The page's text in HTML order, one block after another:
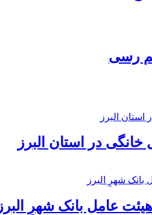
رسی
در استان البرز
عامل بانک شهرِ البرز